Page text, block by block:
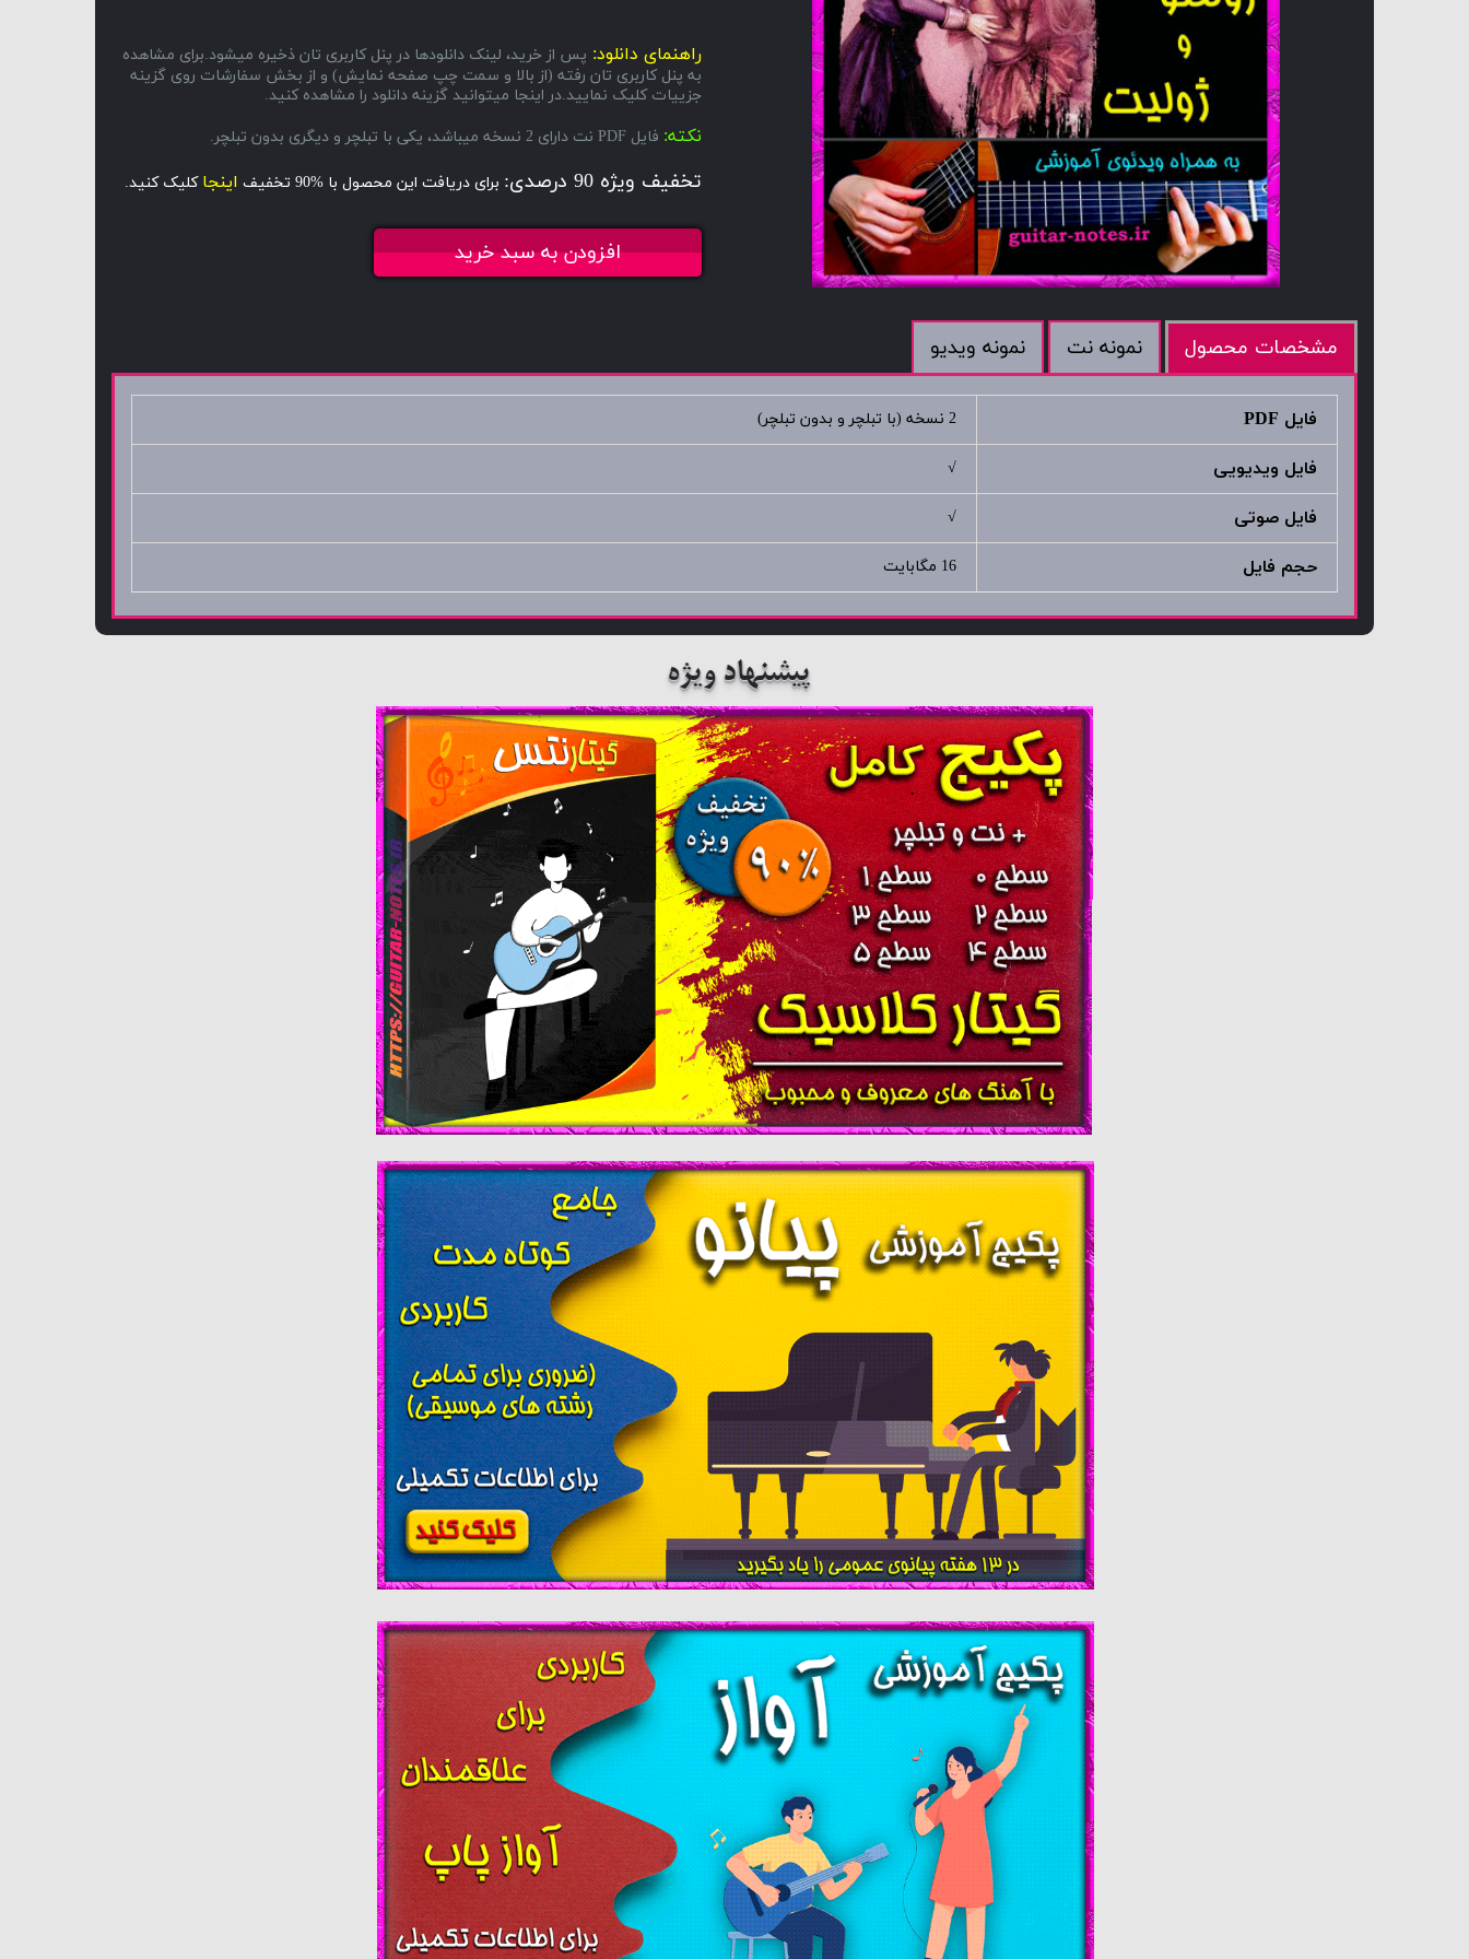
راهنمای دانلود: پس از خرید، لینک دانلودها در پنل کاربری تان ذخیره میشود.برای مشاهده
به پنل کاربری تان رفته (از بالا و سمت چپ صفحه نمایش) و از بخش سفارشات روی گزینه
جزییات کلیک نمایید.در اینجا میتوانید گزینه دانلود را مشاهده کنید.
نکته: فایل PDF نت دارای 2 نسخه میباشد، یکی با تبلچر و دیگری بدون تبلچر.
تخفیف ویژه 90 درصدی: برای دریافت این محصول با %90 تخفیف اینجا کلیک کنید.
افزودن به سبد خرید
مشخصات محصول نمونه نت نمونه ویدیو
فایل PDF 2 نسخه (با تبلچر و بدون تبلچر)
فایل ویدیویی √
فایل صوتی √
حجم فایل 16 مگابایت
پیشنهاد ویژه